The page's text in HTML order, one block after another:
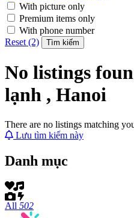
With picture only
Premium items only
With phone number
Reset (2)
Tìm kiếm
No listings
lạnh , Hanoi
There are no listings matching
Lưu tìm kiếm này
Danh mục
All 502